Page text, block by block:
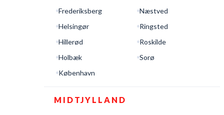
Frederiksberg
Helsingør
Hillerød
Holbæk
København
Næstved
Ringsted
Roskilde
Sorø
MIDTJYLLAND